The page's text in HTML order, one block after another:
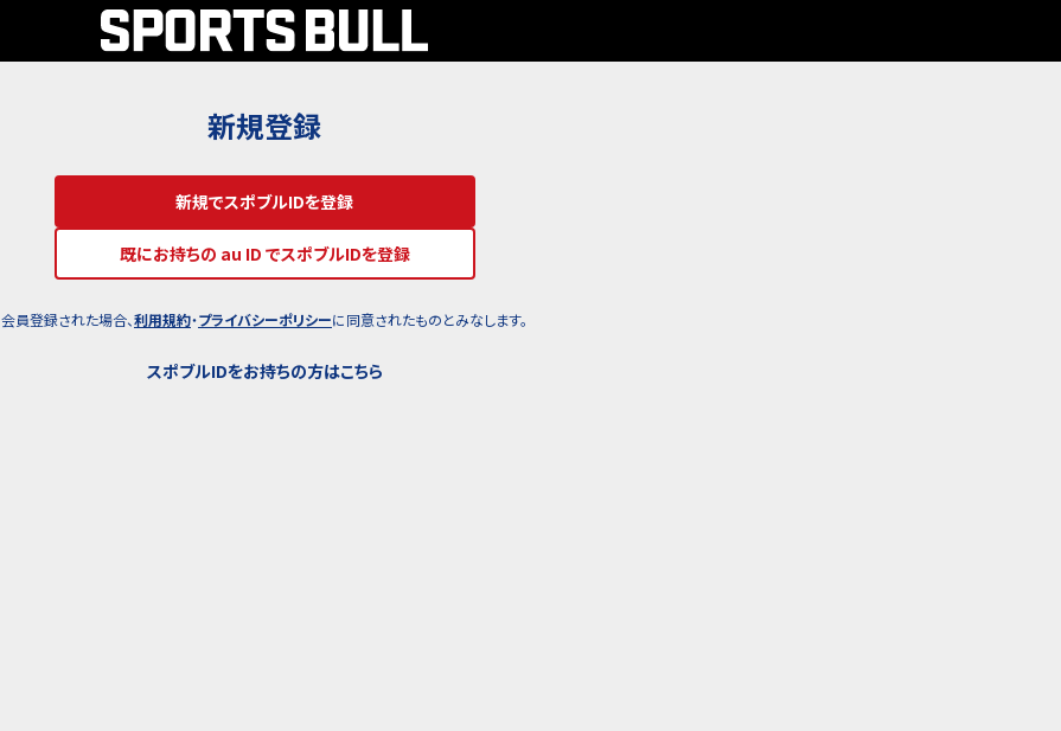
新規登録
新規でスポブルIDを登録
既にお持ちの au ID でスポブルIDを登録
会員登録された場合、利用規約・プライバシーポリシーに同意されたものとみなします。
スポブルIDをお持ちの方はこちら